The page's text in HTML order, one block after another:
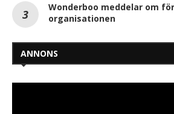
Wonderboo meddelar om
organisationen
ANNONS